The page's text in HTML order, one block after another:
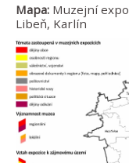
Mapa: Muzejní
Libeň, Karlín